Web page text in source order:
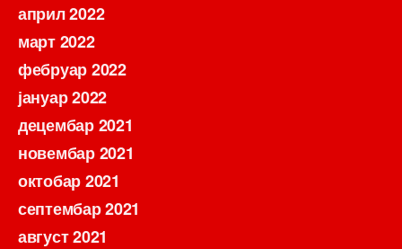
април 2022
март 2022
фебруар 2022
јануар 2022
децембар 2021
новембар 2021
октобар 2021
септембар 2021
август 2021